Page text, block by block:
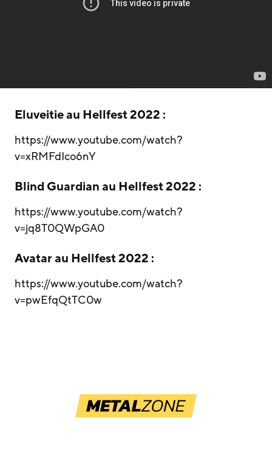
Eluveitie au Hellfest 2022 :
https://www.youtube.com/watch?
v=xRMFdIco6nY
Blind Guardian au Hellfest 2022 :
https://www.youtube.com/watch?
v=jq8T0QWpGA0
Avatar au Hellfest 2022 :
https://www.youtube.com/watch?
v=pwEfqQtTC0w